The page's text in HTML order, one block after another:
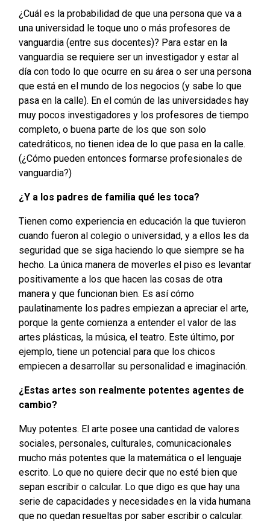
¿Cuál es la probabilidad de que una persona que va a
una universidad le toque uno o más profesores de
vanguardia (entre sus docentes)? Para estar en la
vanguardia se requiere ser un investigador y estar al
día con todo lo que ocurre en su área o ser una persona
que está en el mundo de los negocios (y sabe lo que
pasa en la calle). En el común de las universidades hay
muy pocos investigadores y los profesores de tiempo
completo, o buena parte de los que son solo
catedráticos, no tienen idea de lo que pasa en la calle.
(¿Cómo pueden entonces formarse profesionales de
vanguardia?)
¿Y a los padres de familia qué les toca?
Tienen como experiencia en educación la que tuvieron
cuando fueron al colegio o universidad, y a ellos les da
seguridad que se siga haciendo lo que siempre se ha
hecho. La única manera de moverles el piso es levantar
positivamente a los que hacen las cosas de otra
manera y que funcionan bien. Es así cómo
paulatinamente los padres empiezan a apreciar el arte,
porque la gente comienza a entender el valor de las
artes plásticas, la música, el teatro. Este último, por
ejemplo, tiene un potencial para que los chicos
empiecen a desarrollar su personalidad e imaginación.
¿Estas artes son realmente potentes agentes de
cambio?
Muy potentes. El arte posee una cantidad de valores
sociales, personales, culturales, comunicacionales
mucho más potentes que la matemática o el lenguaje
escrito. Lo que no quiere decir que no esté bien que
sepan escribir o calcular. Lo que digo es que hay una
serie de capacidades y necesidades en la vida humana
que no quedan resueltas por saber escribir o calcular.